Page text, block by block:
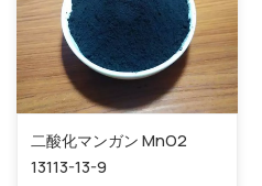
二酸化マンガン MnO2
13113-13-9